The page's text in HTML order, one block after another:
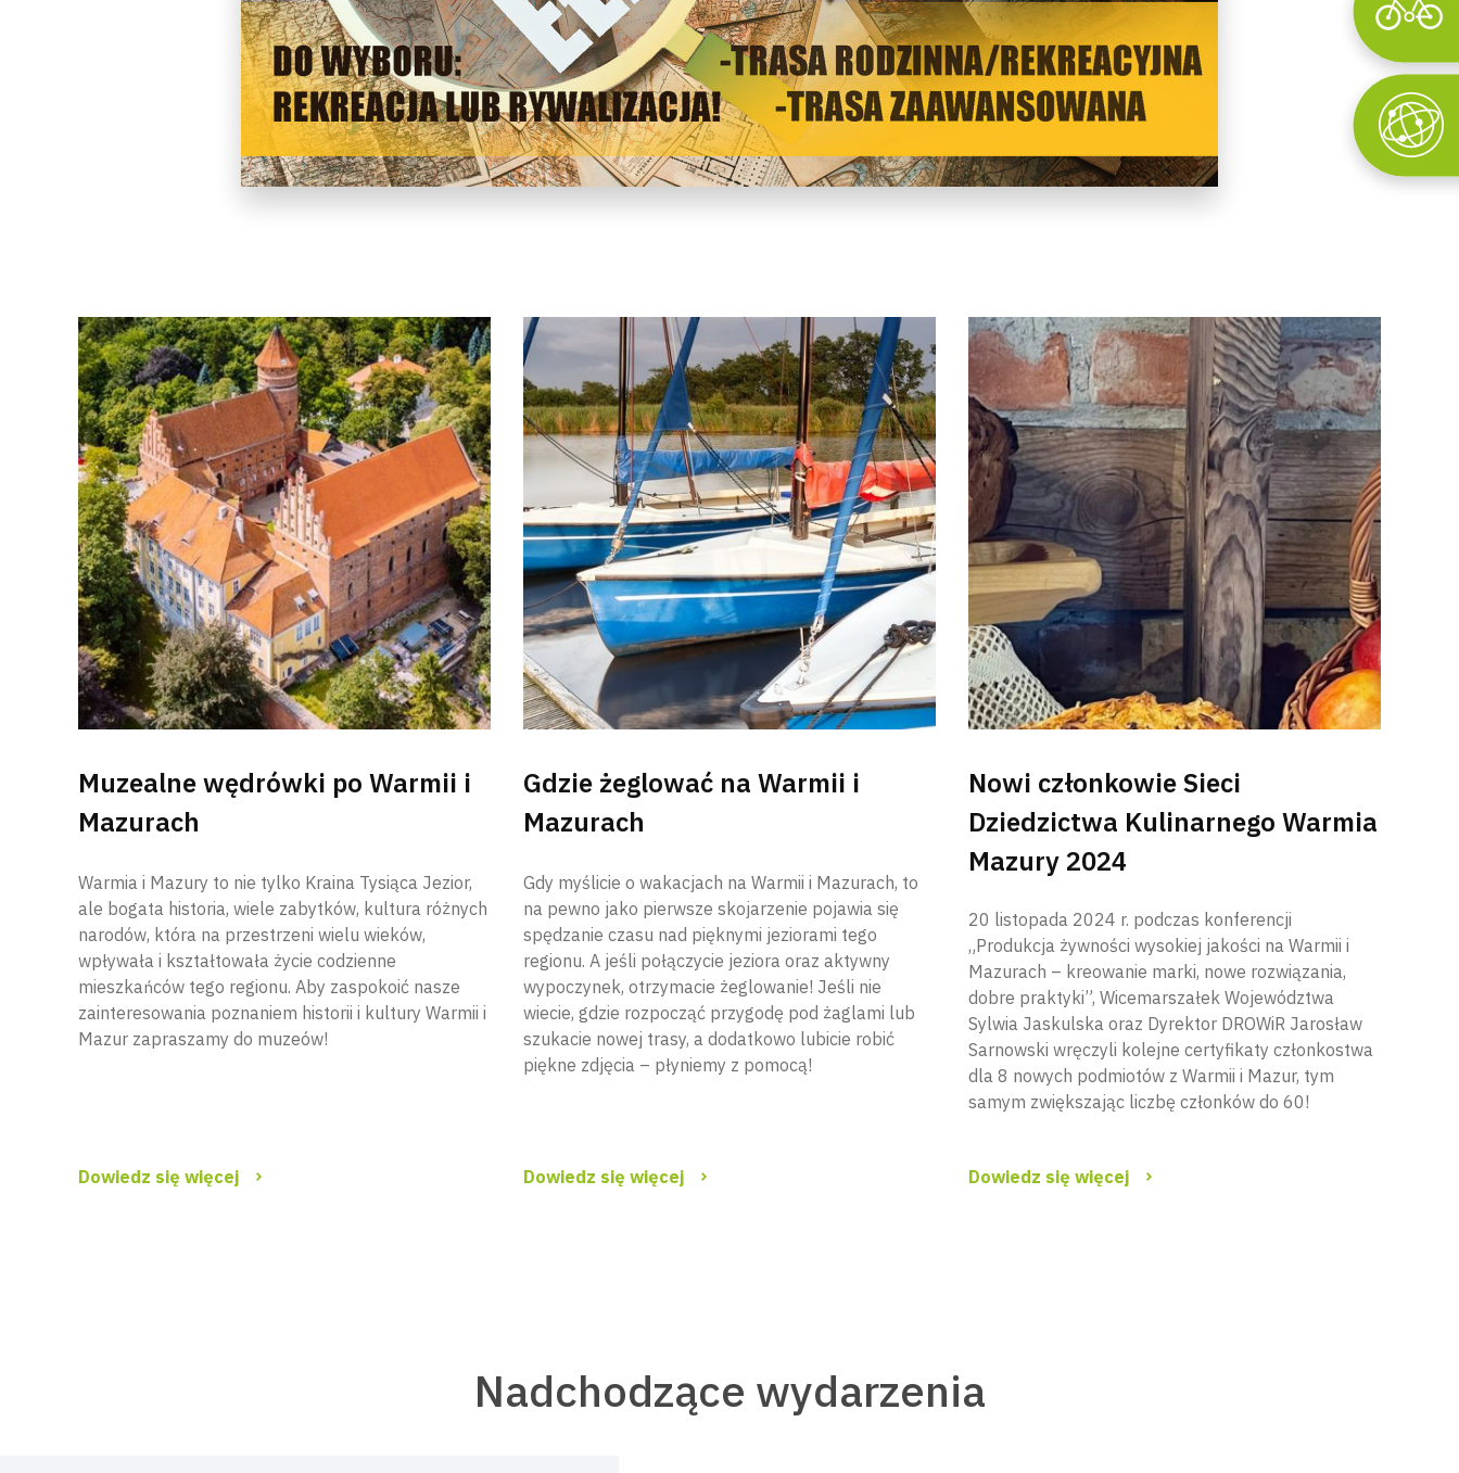
Muzealne wędrówki po Warmii i
Mazurach
Warmia i Mazury to nie tylko Kraina Tysiąca Jezior,
ale bogata historia, wiele zabytków, kultura różnych
narodów, która na przestrzeni wielu wieków,
wpływała i kształtowała życie codzienne
mieszkańców tego regionu. Aby zaspokoić nasze
zainteresowania poznaniem historii i kultury Warmii i
Mazur zapraszamy do muzeów!
Dowiedz się więcej
Gdzie żeglować na Warmii i
Mazurach
Gdy myślicie o wakacjach na Warmii i Mazurach, to
na pewno jako pierwsze skojarzenie pojawia się
spędzanie czasu nad pięknymi jeziorami tego
regionu. A jeśli połączycie jeziora oraz aktywny
wypoczynek, otrzymacie żeglowanie! Jeśli nie
wiecie, gdzie rozpocząć przygodę pod żaglami lub
szukacie nowej trasy, a dodatkowo lubicie robić
piękne zdjęcia – płyniemy z pomocą!
Dowiedz się więcej
Nowi członkowie Sieci
Dziedzictwa Kulinarnego Warmia
Mazury 2024
20 listopada 2024 r. podczas konferencji
„Produkcja żywności wysokiej jakości na Warmii i
Mazurach – kreowanie marki, nowe rozwiązania,
dobre praktyki”, Wicemarszałek Województwa
Sylwia Jaskulska oraz Dyrektor DROWiR Jarosław
Sarnowski wręczyli kolejne certyfikaty członkostwa
dla 8 nowych podmiotów z Warmii i Mazur, tym
samym zwiększając liczbę członków do 60!
Dowiedz się więcej
Nadchodzące wydarzenia
Wyszukaj